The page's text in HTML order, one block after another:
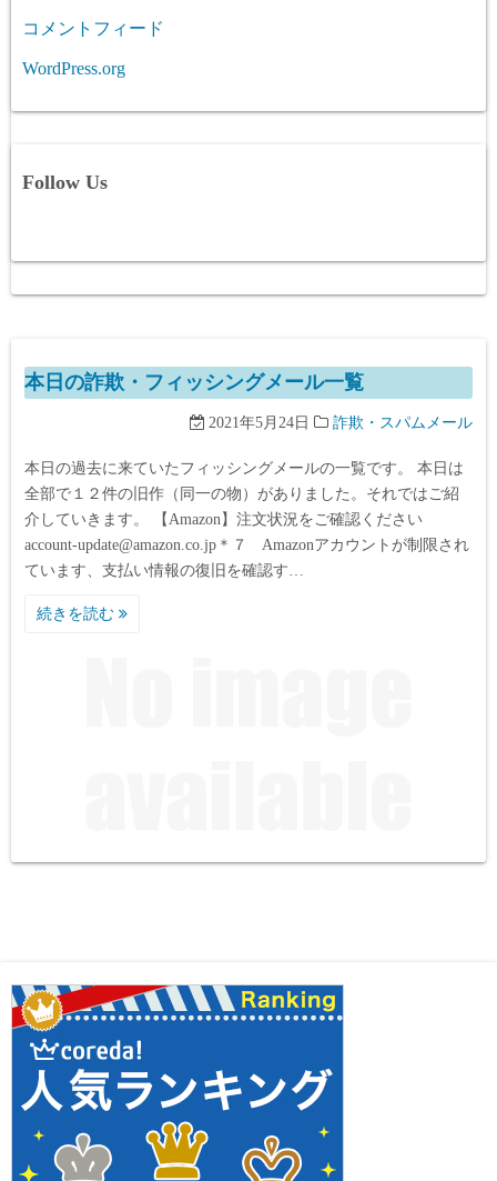
コメントフィード
WordPress.org
Follow Us
本日の詐欺・フィッシングメール一覧
2021年5月24日 詐欺・スパムメール
本日の過去に来ていたフィッシングメールの一覧です。 本日は
全部で１２件の旧作（同一の物）がありました。それではご紹
介していきます。 【Amazon】注文状況をご確認ください
account-update@amazon.co.jp＊７ Amazonアカウントが制限され
ています、支払い情報の復旧を確認す…
続きを読む